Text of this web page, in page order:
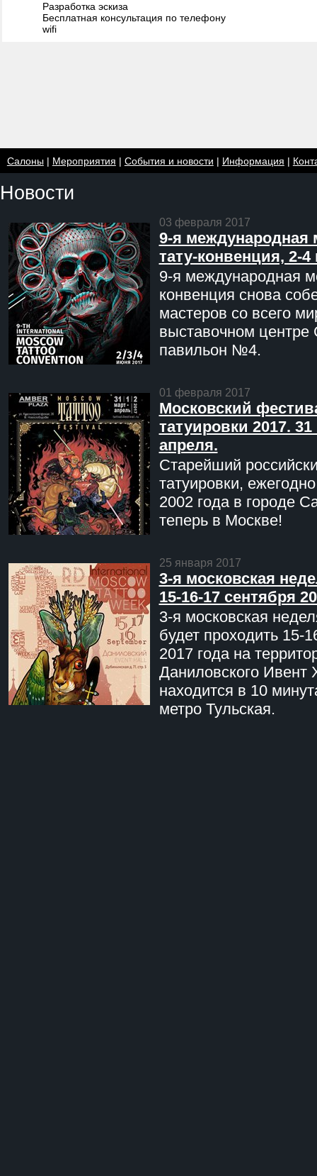
Разработка эскиза
Бесплатная консультация по телефону
wifi
Салоны| Мероприятия | События и новости | Информация |
Новости
03 февраля 2017
9-я международная
тату-конвенция, 2-
9-я международная
конвенция снова
мастеров со всего
выставочном центре
павильон №4.
01 февраля 2017
Московский
татуировки 2017. 31
апреля.
Старейший
татуировки,
2002 года в городе
теперь в Москве!
25 января 2017
3-я московская
15-16-17 сентября
3-я московская
будет проходить 15-
2017 года на
Даниловского Ивент
находится в 10
метро Тульская.